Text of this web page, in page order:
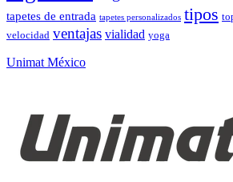
tapetes de entrada tapetes personalizados tipos
velocidad ventajas vialidad yoga
Unimat México